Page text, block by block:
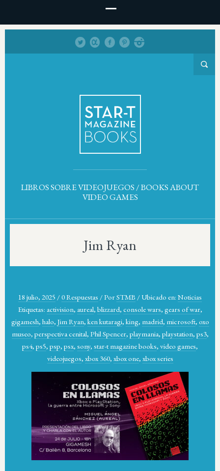
LIBROS SOBRE VIDEOJUEGOS / BOOKS ABOUT
VIDEO GAMES
Jim Ryan
18 julio, 2025 /0 Respuestas /PorSTMB / Ubicado en: Noticias
Etiquetas: activision, aureal, blizzard, console wars, gears of war,
gigamesh, halo, Jim Ryan, ken kutaragi, king, madrid, microsoft, oxo
museo, perspectiva cenital, Phil Spencer, playmania, playstation, ps3,
ps4, ps5, psp, psx, sony, star-t magazine books, video games,
videojuegos, xbox 360, xbox one, xbox series